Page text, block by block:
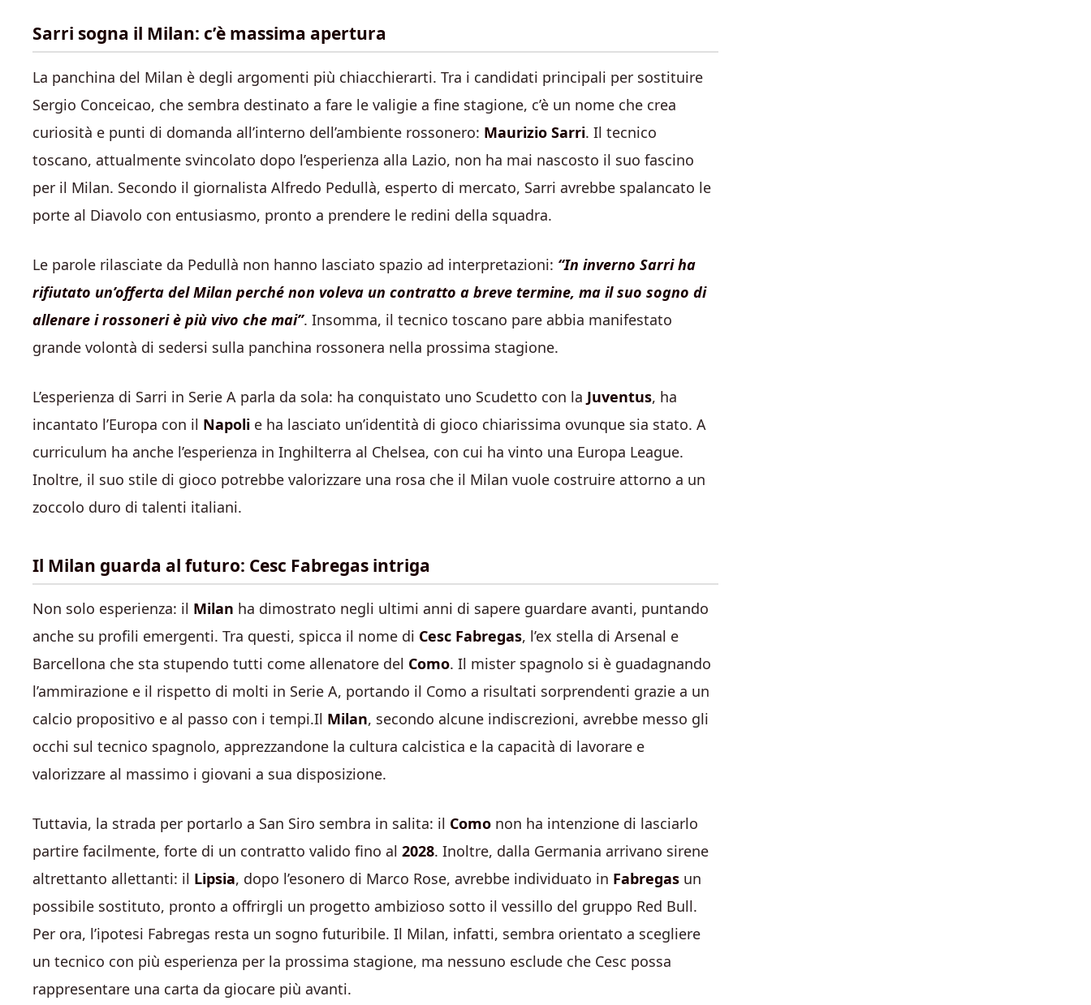
Sarri sogna il Milan: c’è massima apertura
La panchina del Milan è degli argomenti più chiacchierarti. Tra i candidati principali per sostituire
Sergio Conceicao, che sembra destinato a fare le valigie a fine stagione, c’è un nome che crea
curiosità e punti di domanda all’interno dell’ambiente rossonero: Maurizio Sarri. Il tecnico
toscano, attualmente svincolato dopo l’esperienza alla Lazio, non ha mai nascosto il suo fascino
per il Milan. Secondo il giornalista Alfredo Pedullà, esperto di mercato, Sarri avrebbe spalancato le
porte al Diavolo con entusiasmo, pronto a prendere le redini della squadra.
Le parole rilasciate da Pedullà non hanno lasciato spazio ad interpretazioni: “In inverno Sarri ha
rifiutato un’offerta del Milan perché non voleva un contratto a breve termine, ma il suo sogno di
allenare i rossoneri è più vivo che mai”. Insomma, il tecnico toscano pare abbia manifestato
grande volontà di sedersi sulla panchina rossonera nella prossima stagione.
L’esperienza di Sarri in Serie A parla da sola: ha conquistato uno Scudetto con la Juventus, ha
incantato l’Europa con il Napoli e ha lasciato un’identità di gioco chiarissima ovunque sia stato. A
curriculum ha anche l’esperienza in Inghilterra al Chelsea, con cui ha vinto una Europa League.
Inoltre, il suo stile di gioco potrebbe valorizzare una rosa che il Milan vuole costruire attorno a un
zoccolo duro di talenti italiani.
Il Milan guarda al futuro: Cesc Fabregas intriga
Non solo esperienza: il Milan ha dimostrato negli ultimi anni di sapere guardare avanti, puntando
anche su profili emergenti. Tra questi, spicca il nome di Cesc Fabregas, l’ex stella di Arsenal e
Barcellona che sta stupendo tutti come allenatore del Como. Il mister spagnolo si è guadagnando
l’ammirazione e il rispetto di molti in Serie A, portando il Como a risultati sorprendenti grazie a un
calcio propositivo e al passo con i tempi.Il Milan, secondo alcune indiscrezioni, avrebbe messo gli
occhi sul tecnico spagnolo, apprezzandone la cultura calcistica e la capacità di lavorare e
valorizzare al massimo i giovani a sua disposizione.
Tuttavia, la strada per portarlo a San Siro sembra in salita: il Como non ha intenzione di lasciarlo
partire facilmente, forte di un contratto valido fino al 2028. Inoltre, dalla Germania arrivano sirene
altrettanto allettanti: il Lipsia, dopo l’esonero di Marco Rose, avrebbe individuato in Fabregas un
possibile sostituto, pronto a offrirgli un progetto ambizioso sotto il vessillo del gruppo Red Bull.
Per ora, l’ipotesi Fabregas resta un sogno futuribile. Il Milan, infatti, sembra orientato a scegliere
un tecnico con più esperienza per la prossima stagione, ma nessuno esclude che Cesc possa
rappresentare una carta da giocare più avanti.